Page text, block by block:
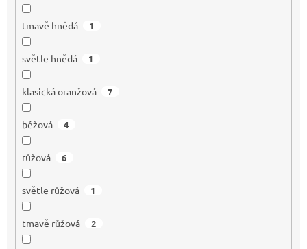
tmavě hnědá 1
světle hnědá 1
klasická oranžová 7
béžová 4
růžová 6
světle růžová 1
tmavě růžová 2